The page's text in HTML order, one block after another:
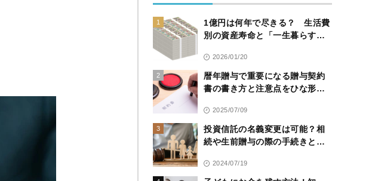
1
1億円は何年で尽きる？ 生活費
別の資産寿命と「一生暮らす」
2026/01/20
2
暦年贈与で重要になる贈与契約
書の書き方と注意点をひな形付
2025/07/09
3
投資信託の名義変更は可能？相
続や生前贈与の際の手続きと注
2024/07/19